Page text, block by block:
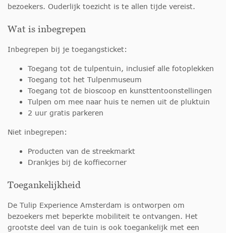
bezoekers. Ouderlijk toezicht is te allen tijde vereist.
Wat is inbegrepen
Inbegrepen bij je toegangsticket:
Toegang tot de tulpentuin, inclusief alle fotoplekken
Toegang tot het Tulpenmuseum
Toegang tot de bioscoop en kunsttentoonstellingen
Tulpen om mee naar huis te nemen uit de pluktuin
2 uur gratis parkeren
Niet inbegrepen:
Producten van de streekmarkt
Drankjes bij de koffiecorner
Toegankelijkheid
De Tulip Experience Amsterdam is ontworpen om
bezoekers met beperkte mobiliteit te ontvangen. Het
grootste deel van de tuin is ook toegankelijk met een